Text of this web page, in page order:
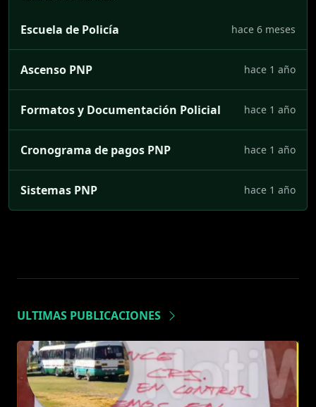
Escuela de Policía hace 6 meses
Ascenso PNP hace 1 año
Formatos y Documentación Policial hace 1 año
Cronograma de pagos PNP hace 1 año
Sistemas PNP hace 1 año
ULTIMAS PUBLICACIONES